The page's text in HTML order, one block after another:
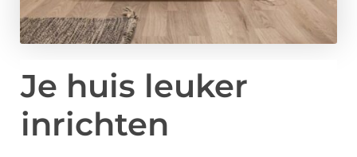
Je huis leuker
inrichten